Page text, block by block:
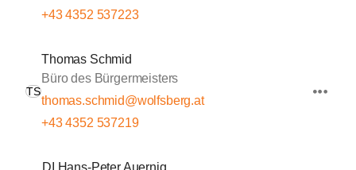
+43 4352 537223
TS
Thomas Schmid
Büro des Bürgermeisters
thomas.schmid@wolfsberg.at
+43 4352 537219
DI Hans-Peter Auernig